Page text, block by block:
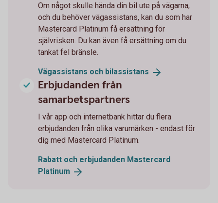
Om något skulle hända din bil ute på vägarna,
och du behöver vägassistans, kan du som har
Mastercard Platinum få ersättning för
självrisken. Du kan även få ersättning om du
tankat fel bränsle.
Vägassistans och bilassistans
Erbjudanden från
samarbetspartners
I vår app och internetbank hittar du flera
erbjudanden från olika varumärken - endast för
dig med Mastercard Platinum.
Rabatt och erbjudanden Mastercard
Platinum